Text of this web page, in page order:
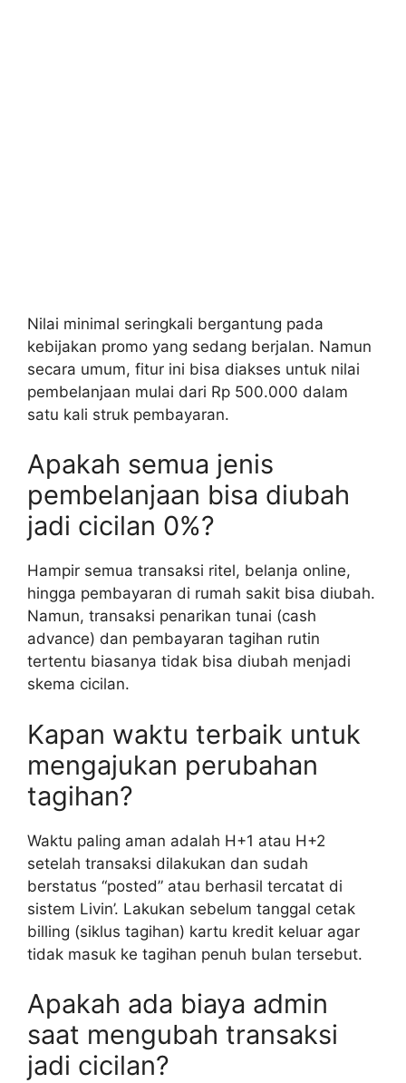
Nilai minimal seringkali bergantung pada
kebijakan promo yang sedang berjalan. Namun
secara umum, fitur ini bisa diakses untuk nilai
pembelanjaan mulai dari Rp 500.000 dalam
satu kali struk pembayaran.
Apakah semua jenis
pembelanjaan bisa diubah
jadi cicilan 0%?
Hampir semua transaksi ritel, belanja online,
hingga pembayaran di rumah sakit bisa diubah.
Namun, transaksi penarikan tunai (cash
advance) dan pembayaran tagihan rutin
tertentu biasanya tidak bisa diubah menjadi
skema cicilan.
Kapan waktu terbaik untuk
mengajukan perubahan
tagihan?
Waktu paling aman adalah H+1 atau H+2
setelah transaksi dilakukan dan sudah
berstatus “posted” atau berhasil tercatat di
sistem Livin’. Lakukan sebelum tanggal cetak
billing (siklus tagihan) kartu kredit keluar agar
tidak masuk ke tagihan penuh bulan tersebut.
Apakah ada biaya admin
saat mengubah transaksi
jadi cicilan?